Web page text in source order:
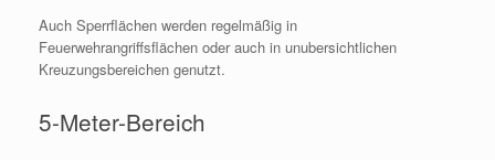
Auch Sperrflächen werden regelmäßig in
Feuerwehrangriffsflächen oder auch in unubersichtlichen
Kreuzungsbereichen genutzt.
5-Meter-Bereich